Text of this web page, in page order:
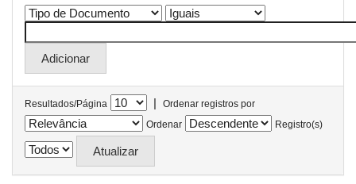
Resultados/Página |
Ordenar registros por
Ordenar
Registro(s)